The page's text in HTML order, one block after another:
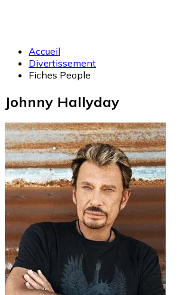
Accueil
Divertissement
Fiches People
Johnny Hallyday